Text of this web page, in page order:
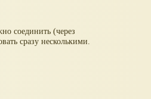
соединить (через
сразу несколькими.